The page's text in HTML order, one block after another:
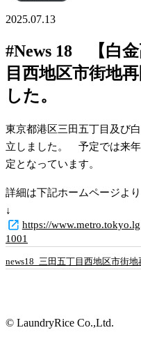
2025.07.13
#News 18 【白
目西地区市街地
した。
東京都港区三田五丁目及び
立しました。　予定では来
定となっています。
詳細は下記ホームページより
↓
https://
1001
news18_三田五丁目西地区市街地
© LaundryRice Co.,Ltd.